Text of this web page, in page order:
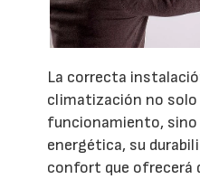
La correcta
climatización no solo
funcionamiento,
energética, su
confort que ofrecerá